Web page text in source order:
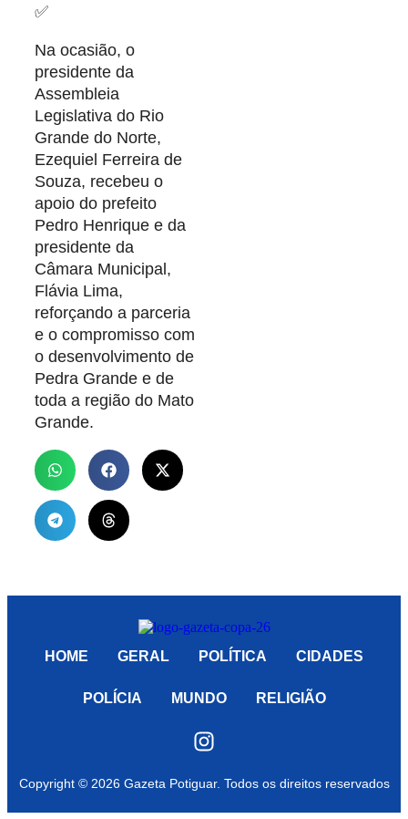
✅
Na ocasião, o
presidente da
Assembleia
Legislativa do Rio
Grande do Norte,
Ezequiel Ferreira de
Souza, recebeu o
apoio do prefeito
Pedro Henrique e da
presidente da
Câmara Municipal,
Flávia Lima,
reforçando a parceria
e o compromisso com
o desenvolvimento de
Pedra Grande e de
toda a região do Mato
Grande.
HOME GERAL POLÍTICA CIDADES
POLÍCIA MUNDO RELIGIÃO
Copyright © 2026 Gazeta Potiguar. Todos os direitos reservados